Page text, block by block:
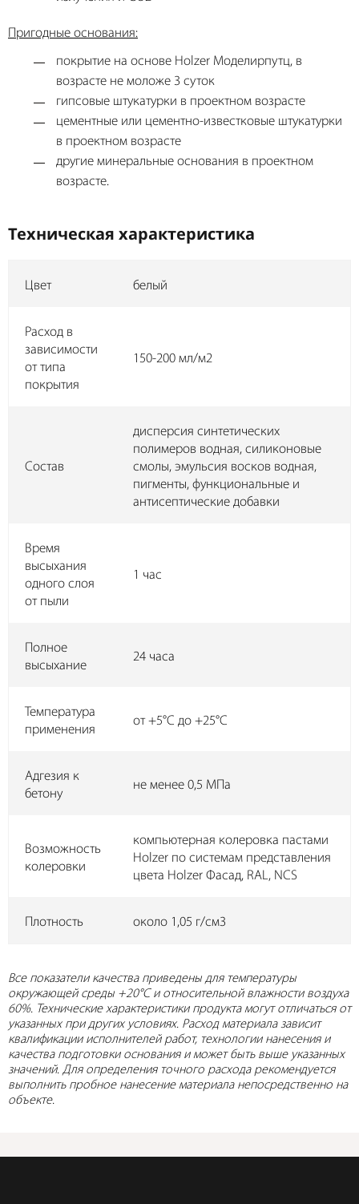
Пригодные основания:
покрытие на основе Holzer Моделирпутц, в
возрасте не моложе 3 суток
гипсовые штукатурки в проектном возрасте
цементные или цементно-известковые штукатурки
в проектном возрасте
другие минеральные основания в проектном
возрасте.
Техническая характеристика
Цвет белый
Расход в
зависимости
от типа
покрытия
150-200 мл/м2
Состав
дисперсия синтетических
полимеров водная, силиконовые
смолы, эмульсия восков водная,
пигменты, функциональные и
антисептические добавки
Время
высыхания
одного слоя
от пыли
1 час
Полное
высыхание
24 часа
Температура
применения
от +5°C до +25°C
Адгезия к
бетону
не менее 0,5 МПа
Возможность
колеровки
компьютерная колеровка пастами
Holzer по системам представления
цвета Holzer Фасад, RAL, NCS
Плотность около 1,05 г/см3
Все показатели качества приведены для температуры
окружающей среды +20°C и относительной влажности воздуха
60%. Технические характеристики продукта могут отличаться от
указанных при других условиях. Расход материала зависит
квалификации исполнителей работ, технологии нанесения и
качества подготовки основания и может быть выше указанных
значений. Для определения точного расхода рекомендуется
выполнить пробное нанесение материала непосредственно на
объекте.